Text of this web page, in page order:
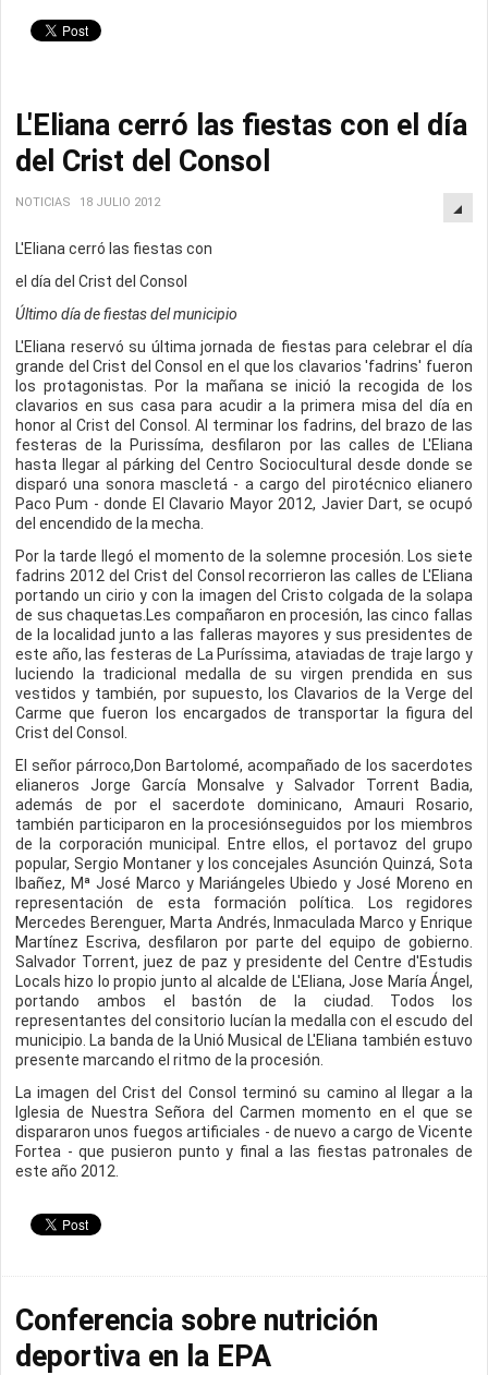
L'Eliana cerró las fiestas con el día
del Crist del Consol
NOTICIAS 18 JULIO 2012
L'Eliana cerró las fiestas con
el día del Crist del Consol
Último día de fiestas del municipio
L'Eliana reservó su última jornada de fiestas para celebrar el día
grande del Crist del Consol en el que los clavarios 'fadrins' fueron
los protagonistas. Por la mañana se inició la recogida de los
clavarios en sus casa para acudir a la primera misa del día en
honor al Crist del Consol. Al terminar los fadrins, del brazo de las
festeras de la Purissíma, desfilaron por las calles de L'Eliana
hasta llegar al párking del Centro Sociocultural desde donde se
disparó una sonora mascletá - a cargo del pirotécnico elianero
Paco Pum - donde El Clavario Mayor 2012, Javier Dart, se ocupó
del encendido de la mecha.
Por la tarde llegó el momento de la solemne procesión. Los siete
fadrins 2012 del Crist del Consol recorrieron las calles de L'Eliana
portando un cirio y con la imagen del Cristo colgada de la solapa
de sus chaquetas.Les compañaron en procesión, las cinco fallas
de la localidad junto a las falleras mayores y sus presidentes de
este año, las festeras de La Puríssima, ataviadas de traje largo y
luciendo la tradicional medalla de su virgen prendida en sus
vestidos y también, por supuesto, los Clavarios de la Verge del
Carme que fueron los encargados de transportar la figura del
Crist del Consol.
El señor párroco,Don Bartolomé, acompañado de los sacerdotes
elianeros Jorge García Monsalve y Salvador Torrent Badia,
además de por el sacerdote dominicano, Amauri Rosario,
también participaron en la procesiónseguidos por los miembros
de la corporación municipal. Entre ellos, el portavoz del grupo
popular, Sergio Montaner y los concejales Asunción Quinzá, Sota
Ibañez, Mª José Marco y Mariángeles Ubiedo y José Moreno en
representación de esta formación política. Los regidores
Mercedes Berenguer, Marta Andrés, Inmaculada Marco y Enrique
Martínez Escriva, desfilaron por parte del equipo de gobierno.
Salvador Torrent, juez de paz y presidente del Centre d'Estudis
Locals hizo lo propio junto al alcalde de L'Eliana, Jose María Ángel,
portando ambos el bastón de la ciudad. Todos los
representantes del consitorio lucían la medalla con el escudo del
municipio. La banda de la Unió Musical de L'Eliana también estuvo
presente marcando el ritmo de la procesión.
La imagen del Crist del Consol terminó su camino al llegar a la
Iglesia de Nuestra Señora del Carmen momento en el que se
dispararon unos fuegos artificiales - de nuevo a cargo de Vicente
Fortea - que pusieron punto y final a las fiestas patronales de
este año 2012.
Conferencia sobre nutrición
deportiva en la EPA